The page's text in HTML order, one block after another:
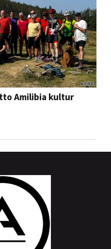
Amilibia kultur